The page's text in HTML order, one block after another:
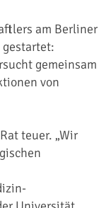
am Berliner
gemeinsam
von
teuer. „Wir